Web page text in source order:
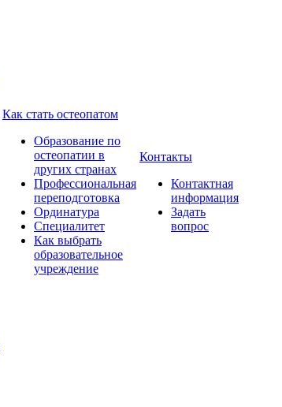
Как стать остеопатом
Образование по
остеопатии в
других странах
Профессиональная
переподготовка
Ординатура
Специалитет
Как выбрать
образовательное
учреждение
Контакты
Контактная
информация
Задать
вопрос